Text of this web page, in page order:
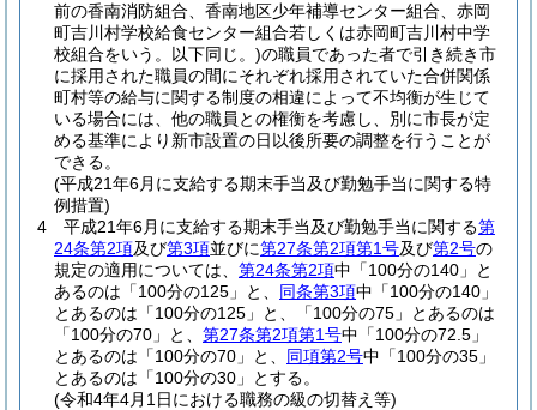
前の香南消防組合、香南地区少年補導センター組合、赤岡
町吉川村学校給食センター組合若しくは赤岡町吉川村中学
校組合をいう。以下同じ。)の職員であった者で引き続き市
に採用された職員の間にそれぞれ採用されていた合併関係
町村等の給与に関する制度の相違によって不均衡が生じて
いる場合には、他の職員との権衡を考慮し、別に市長が定
める基準により新市設置の日以後所要の調整を行うことが
できる。
(平成21年6月に支給する期末手当及び勤勉手当に関する特
例措置)
4
平成21年6月に支給する期末手当及び勤勉手当に関する第
24条第2項及び第3項並びに第27条第2項第1号及び第2号の
規定の適用については、 第24条第2項中「100分の140」と
あるのは「100分の125」と、 同条第3項中「100分の140」
とあるのは「100分の125」と、「100分の75」とあるのは
「100分の70」と、 第27条第2項第1号中「100分の72.5」
とあるのは「100分の70」と、 同項第2号中「100分の35」
とあるのは「100分の30」とする。
(令和4年4月1日における職務の級の切替え等)